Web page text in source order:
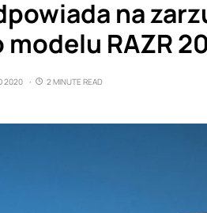
na
RAZR
2020 2 MINUTE READ